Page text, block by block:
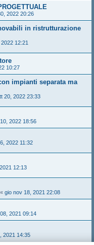
2022 20:26
in ristrutturazione
12:21
10:27
impianti separata ma
20, 2022 23:33
2022 18:56
2022 11:32
12:13
« gio nov 18, 2021 22:08
2021 09:14
2021 14:35